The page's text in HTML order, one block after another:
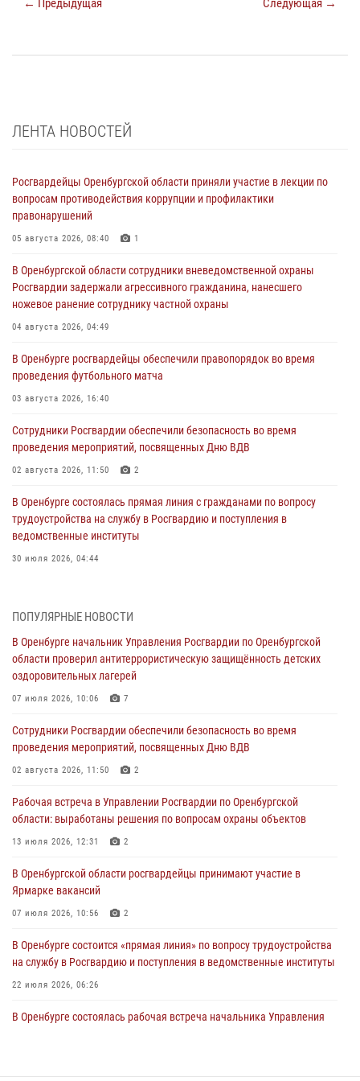
← Предыдущая Следующая →
ЛЕНТА НОВОСТЕЙ
Росгвардейцы Оренбургской области приняли участие в лекции по
вопросам противодействия коррупции и профилактики
правонарушений
05 августа 2026, 08:40 1
В Оренбургской области сотрудники вневедомственной охраны
Росгвардии задержали агрессивного гражданина, нанесшего
ножевое ранение сотруднику частной охраны
04 августа 2026, 04:49
В Оренбурге росгвардейцы обеспечили правопорядок во время
проведения футбольного матча
03 августа 2026, 16:40
Сотрудники Росгвардии обеспечили безопасность во время
проведения мероприятий, посвященных Дню ВДВ
02 августа 2026, 11:50 2
В Оренбурге состоялась прямая линия с гражданами по вопросу
трудоустройства на службу в Росгвардию и поступления в
ведомственные институты
30 июля 2026, 04:44
28 июля 2026, 09:41 1
Росгвардейцы обеспечили правопорядок на праздновании Дня
ВМФ в Оренбурге
27 июля 2026, 14:36 2
жизненной ситуации (ВИДЕО)
26 июля 2026, 14:45
образовательных учреждений к новому учебному году
24 июля 2026, 12:25
проведён рейд по строительным объектам
23 июля 2026, 10:47
ПОПУЛЯРНЫЕ НОВОСТИ
В Оренбурге начальник Управления Росгвардии по Оренбургской
области проверил антитеррористическую защищённость детских
оздоровительных лагерей
07 июля 2026, 10:06 7
Сотрудники Росгвардии обеспечили безопасность во время
проведения мероприятий, посвященных Дню ВДВ
02 августа 2026, 11:50 2
Рабочая встреча в Управлении Росгвардии по Оренбургской
области: выработаны решения по вопросам охраны объектов
13 июля 2026, 12:31 2
В Оренбургской области росгвардейцы принимают участие в
Ярмарке вакансий
07 июля 2026, 10:56 2
В Оренбурге состоится «прямая линия» по вопросу трудоустройства
на службу в Росгвардию и поступления в ведомственные институты
22 июля 2026, 06:26
В Оренбурге состоялась рабочая встреча начальника Управления